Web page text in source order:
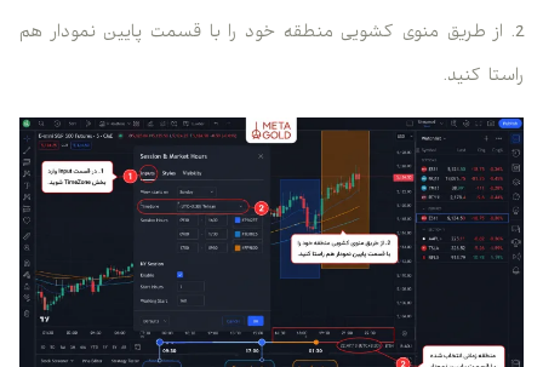
2. از طریق منوی کشویی منطقه خود را با قسمت پایین نمودار هم
راستا کنید.